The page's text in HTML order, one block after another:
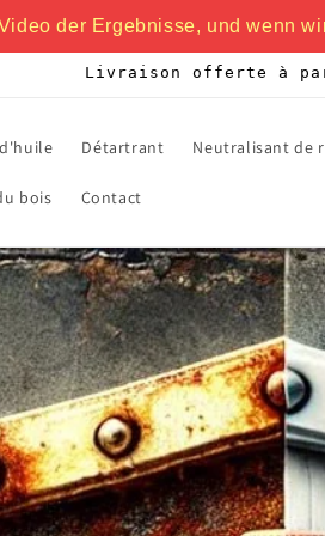
der Ergebnisse, und wenn
Livraison offerte à
Détartrant Neutralisant de
bois Contact